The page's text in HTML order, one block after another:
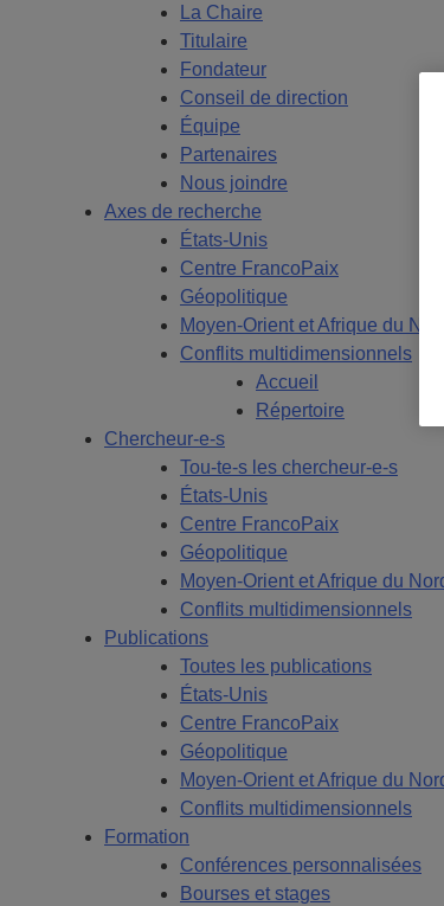
La Chaire
Titulaire
Fondateur
Conseil de direction
Équipe
Partenaires
Nous joindre
Axes de recherche
États-Unis
Centre FrancoPaix
Géopolitique
Moyen-Orient et Afrique du Nord
Conflits multidimensionnels
Accueil
Répertoire
Chercheur-e-s
Tou-te-s les chercheur-e-s
États-Unis
Centre FrancoPaix
Géopolitique
Moyen-Orient et Afrique du
Conflits multidimensionnels
Publications
Toutes les publications
États-Unis
Centre FrancoPaix
Géopolitique
Moyen-Orient et Afrique du
Conflits multidimensionnels
Formation
Conférences personnalisées
Bourses et stages